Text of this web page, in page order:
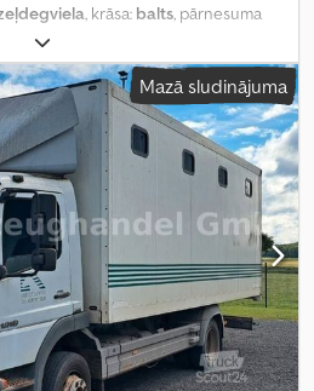
, krāsa: balts, pārnesuma
2
Mazā sludinājuma